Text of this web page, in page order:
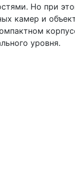
Но при
камер и
уровня.